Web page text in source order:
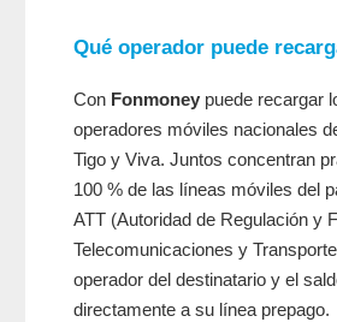
Qué operador puede
Con Fonmoney puede recargar
operadores móviles nacionales
Tigo y Viva. Juntos concentran
100 % de las líneas móviles del
ATT (Autoridad de Regulación y
Telecomunicaciones y
operador del destinatario y el
directamente a su línea prepago.